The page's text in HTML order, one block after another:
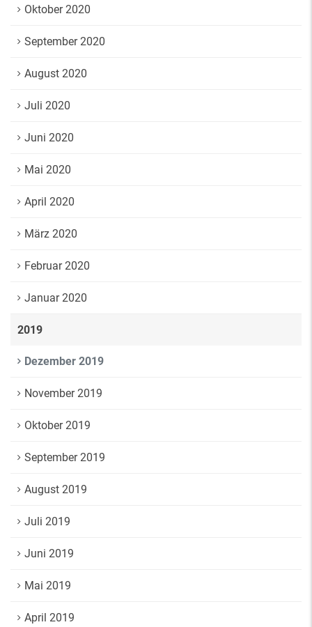
Oktober 2020
September 2020
August 2020
Juli 2020
Juni 2020
Mai 2020
April 2020
März 2020
Februar 2020
Januar 2020
2019
Dezember 2019
November 2019
Oktober 2019
September 2019
August 2019
Juli 2019
Juni 2019
Mai 2019
April 2019